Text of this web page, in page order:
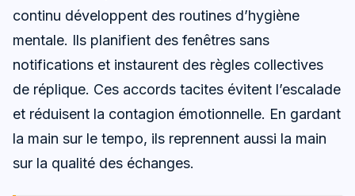
continu développent des routines d’hygiène
mentale. Ils planifient des fenêtres sans
notifications et instaurent des règles collectives
de réplique. Ces accords tacites évitent l’escalade
et réduisent la contagion émotionnelle. En gardant
la main sur le tempo, ils reprennent aussi la main
sur la qualité des échanges.